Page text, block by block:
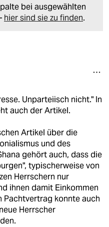
bei ausgewählten
hier sind sie zu finden.
Unparteiisch nicht." In
auch der Artikel.
Artikel über die
und des
gehört auch, dass die
typischerweise von
Herrschern nur
ihnen damit Einkommen
Pachtvertrag konnte auch
Herrscher